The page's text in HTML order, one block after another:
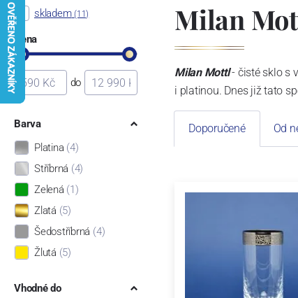
Milan
Milan Mottl- čisté sklo s
i platinou. Dnes již tato
skladem (11)
Cena
do
Barva
Platina (4)
Stříbrná (4)
Zelená (1)
Zlatá (5)
Šedostříbrná (4)
Žlutá (5)
Vhodné do
Doporučené Od